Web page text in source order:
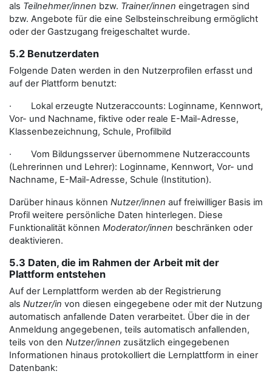
als Teilnehmer/innen bzw. Trainer/innen eingetragen sind
bzw. Angebote für die eine Selbsteinschreibung ermöglicht
oder der Gastzugang freigeschaltet wurde.
5.2 Benutzerdaten
Folgende Daten werden in den Nutzerprofilen erfasst und
auf der Plattform benutzt:
· Lokal erzeugte Nutzeraccounts: Loginname, Kennwort,
Vor- und Nachname, fiktive oder reale E-Mail-Adresse,
Klassenbezeichnung, Schule, Profilbild
· Vom Bildungsserver übernommene Nutzeraccounts
(Lehrerinnen und Lehrer): Loginname, Kennwort, Vor- und
Nachname, E-Mail-Adresse, Schule (Institution).
Darüber hinaus können Nutzer/innen auf freiwilliger Basis im
Profil weitere persönliche Daten hinterlegen. Diese
Funktionalität können Moderator/innen beschränken oder
deaktivieren.
5.3 Daten, die im Rahmen der Arbeit mit der
Plattform entstehen
Auf der Lernplattform werden ab der Registrierung
als Nutzer/in von diesen eingegebene oder mit der Nutzung
automatisch anfallende Daten verarbeitet. Über die in der
Anmeldung angegebenen, teils automatisch anfallenden,
teils von den Nutzer/innen zusätzlich eingegebenen
Informationen hinaus protokolliert die Lernplattform in einer
Datenbank: